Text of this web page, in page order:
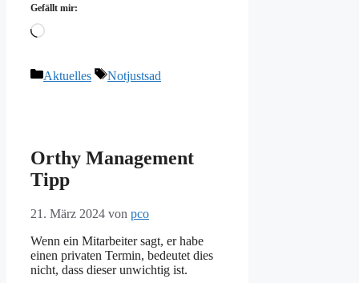
Gefällt mir:
Wird
Kategorien
Aktuelles Schlagwörter
Notjustsad
Orthy Management
Tipp
21. März 2024 von pco
Wenn ein Mitarbeiter sagt, er habe
einen privaten Termin, bedeutet dies
nicht, dass dieser unwichtig ist.